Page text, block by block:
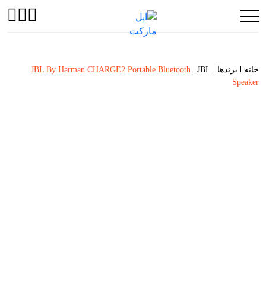
خانه برندها JBL
JBL By Harman CHARGE2 Portable Bluetooth
Speaker